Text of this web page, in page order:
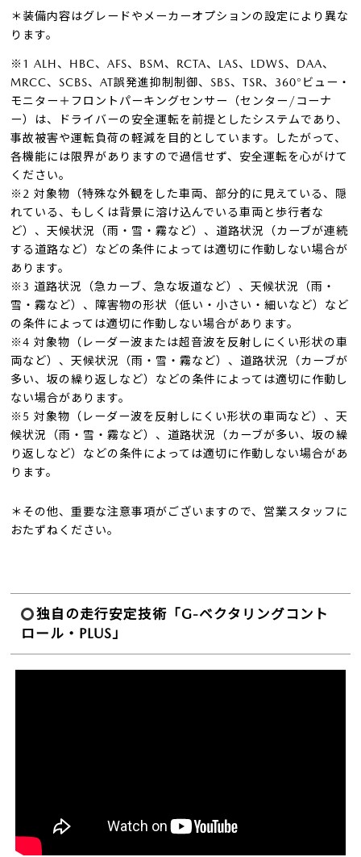
＊装備内容はグレードやメーカーオプションの設定により異な
ります。
※1 ALH、HBC、AFS、BSM、RCTA、LAS、LDWS、DAA、
MRCC、SCBS、AT誤発進抑制制御、SBS、TSR、360°ビュー・
モニター＋フロントパーキングセンサー（センター/コーナ
ー）は、ドライバーの安全運転を前提としたシステムであり、
事故被害や運転負荷の軽減を目的としています。したがって、
各機能には限界がありますので過信せず、安全運転を心がけて
ください。
※2 対象物（特殊な外観をした車両、部分的に見えている、隠
れている、もしくは背景に溶け込んでいる車両と歩行者な
ど）、天候状況（雨・雪・霧など）、道路状況（カーブが連続
する道路など）などの条件によっては適切に作動しない場合が
あります。
※3 道路状況（急カーブ、急な坂道など）、天候状況（雨・
雪・霧など）、障害物の形状（低い・小さい・細いなど）など
の条件によっては適切に作動しない場合があります。
※4 対象物（レーダー波または超音波を反射しにくい形状の車
両など）、天候状況（雨・雪・霧など）、道路状況（カーブが
多い、坂の繰り返しなど）などの条件によっては適切に作動し
ない場合があります。
※5 対象物（レーダー波を反射しにくい形状の車両など）、天
候状況（雨・雪・霧など）、道路状況（カーブが多い、坂の繰
り返しなど）などの条件によっては適切に作動しない場合があ
ります。
＊その他、重要な注意事項がございますので、営業スタッフに
おたずねください。
独自の走行安定技術「G-ベクタリングコント
ロール・PLUS」